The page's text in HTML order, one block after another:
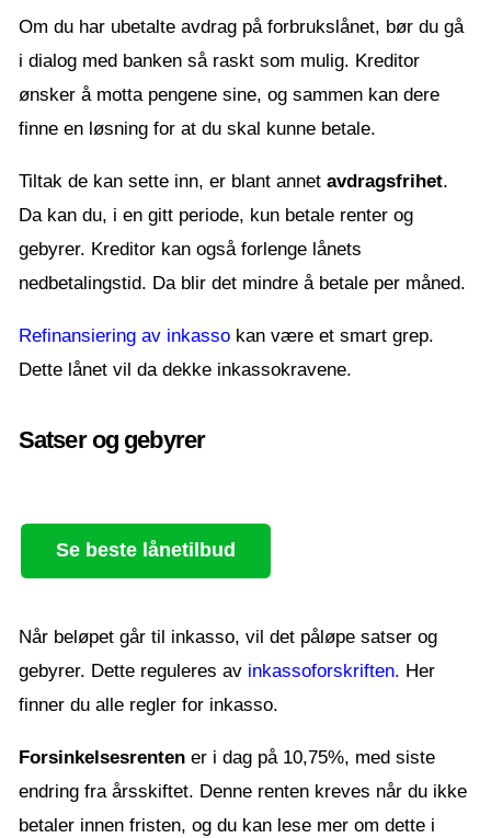
Om du har ubetalte avdrag på forbrukslånet, bør du gå
i dialog med banken så raskt som mulig. Kreditor
ønsker å motta pengene sine, og sammen kan dere
finne en løsning for at du skal kunne betale.
Tiltak de kan sette inn, er blant annet avdragsfrihet.
Da kan du, i en gitt periode, kun betale renter og
gebyrer. Kreditor kan også forlenge lånets
nedbetalingstid. Da blir det mindre å betale per måned.
Refinansiering av inkasso kan være et smart grep.
Dette lånet vil da dekke inkassokravene.
Satser og gebyrer
Se beste lånetilbud
Når beløpet går til inkasso, vil det påløpe satser og
gebyrer. Dette reguleres av inkassoforskriften. Her
finner du alle regler for inkasso.
Forsinkelsesrenten er i dag på 10,75%, med siste
endring fra årsskiftet. Denne renten kreves når du ikke
betaler innen fristen, og du kan lese mer om dette i